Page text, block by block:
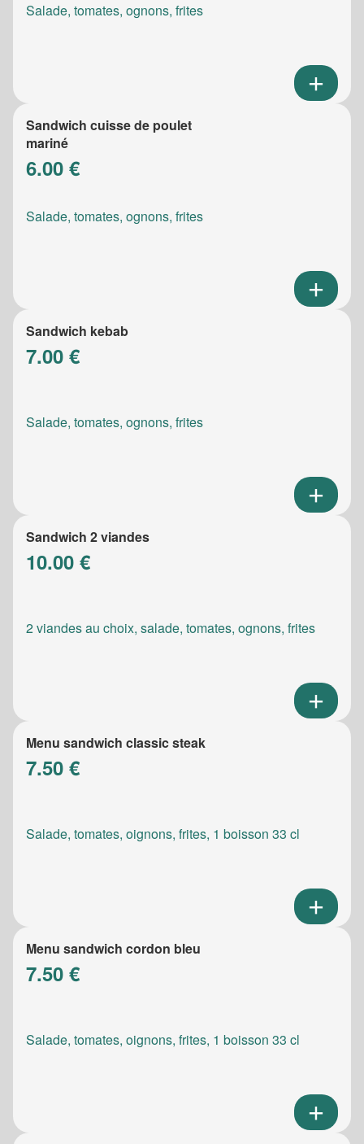
Salade, tomates, ognons, frites
Sandwich cuisse de poulet
mariné
6.00 €
Salade, tomates, ognons, frites
Sandwich kebab
7.00 €
Salade, tomates, ognons, frites
Sandwich 2 viandes
10.00 €
2 viandes au choix, salade, tomates, ognons, frites
Menu sandwich classic steak
7.50 €
Salade, tomates, oignons, frites, 1 boisson 33 cl
Menu sandwich cordon bleu
7.50 €
Salade, tomates, oignons, frites, 1 boisson 33 cl